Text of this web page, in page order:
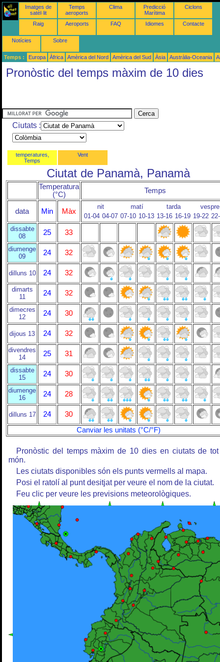
Imatges de
satèl·lit
Temps
aeroports
Clima
Predicció
Marítima
Ciclons
Raig Aeroports FAQ Idiomes Contacte
Notícies Sobre
Temps : Europa Àfrica Amèrica del Nord Amèrica del Sud Àsia Austràlia-Oceania
Pronòstic del temps màxim de 10 dies
Ciutats :
temperatures,
Temps
Vent
Ciutat de Panamà, Panamà
Temperatura
(°C)
Temps
data Min Màx
nit matí tarda
vespre
01-04 04-07 07-10 10-13 13-16 16-19 19-22
dissabte
08
25 33
diumenge
09
24 32
dilluns 10 24 32
dimarts
11
24 32
dimecres
12
24 30
dijous 13 24 32
divendres
14
25 31
dissabte
15
24 30
diumenge
16
24 28
dilluns 17 24
30
Canviar les unitats (°C/°F)
Pronòstic del temps màxim de 10 dies en ciutats de
món.
Les ciutats disponibles són els punts vermells al mapa.
Posi el ratolí al punt desitjat per veure el nom de la ciutat.
Feu clic per veure les previsions meteorològiques.